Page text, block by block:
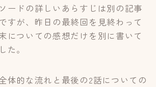
ードの詳しいあらすじは別の記事
すが、昨日の最終回を見終わって
についての感想だけを別に書いて
た。
体的な流れと最後の2話についての